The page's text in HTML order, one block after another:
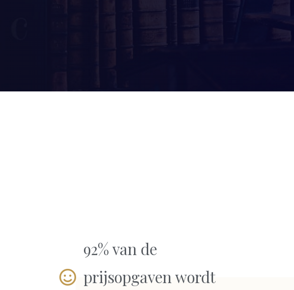
92% van de
prijsopgaven wordt